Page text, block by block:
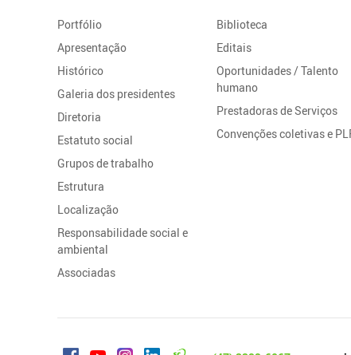
Site
Portfólio
Apresentação
Histórico
Galeria dos presidentes
Diretoria
Estatuto social
Grupos de trabalho
Estrutura
Localização
Responsabilidade social e
ambiental
Associadas
Biblioteca
Editais
Oportunidades / Talento
humano
Prestadoras de Serviços
Convenções coletivas e